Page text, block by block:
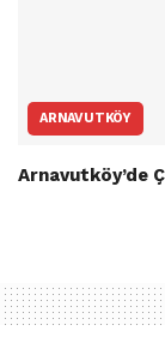
ARNAVUTKÖY
Arnavutköy’de